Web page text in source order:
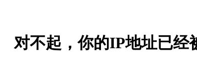
对不起，你的IP地址已经